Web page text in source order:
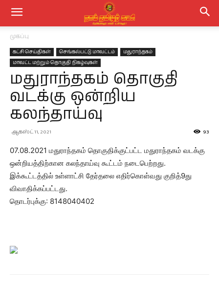
முகப்பு
கட்சி செய்திகள் செங்கல்பட்டு மாவட்டம்
மதுராந்தகம்
மாவட்ட மற்றும் தொகுதி நிகழ்வுகள்
மதுராந்தகம் தொகுதி
வடக்கு ஒன்றிய
கலந்தாய்வு
ஆகஸ்ட் 11, 2021 93
07.08.2021 மதுராந்தகம் தொகுதிக்குட்பட்ட மதுராந்தகம் வடக்கு
ஒன்றியத்திற்கான கலந்தாய்வு கூட்டம் நடைபெற்றது.
இக்கூட்டத்தில் உள்ளாட்சி தேர்தலை எதிர்கொள்வது குறித்9து
விவாதிக்கப்பட்டது.
தொடர்புக்கு: 8148040402